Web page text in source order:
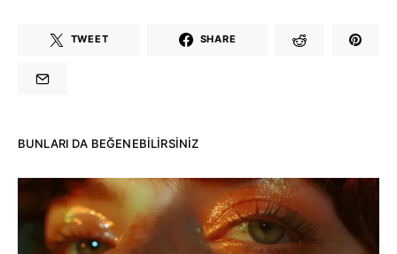
TWEET SHARE
BUNLARI DA BEĞENEBILIRSINIZ